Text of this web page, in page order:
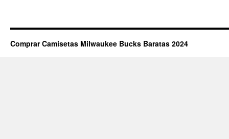
para
Comprar Camisetas Milwaukee Bucks Baratas 2024